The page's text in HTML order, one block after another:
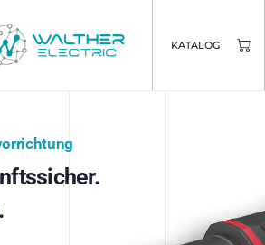
KATALOG
Stromverteilung
Energie.